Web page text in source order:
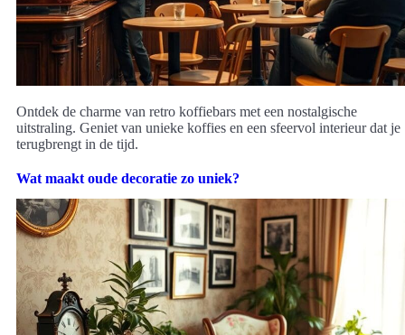
Ontdek de charme van retro koffiebars met een nostalgische
uitstraling. Geniet van unieke koffies en een sfeervol interieur dat je
terugbrengt in de tijd.
Wat maakt oude decoratie zo uniek?